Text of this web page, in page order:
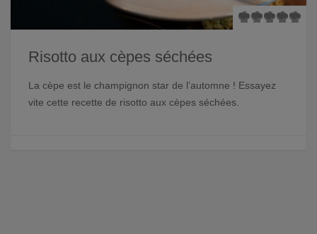
Risotto aux cèpes séchées
La cèpe est le champignon star de l’automne ! Essayez
vite cette recette de risotto aux cèpes séchées.